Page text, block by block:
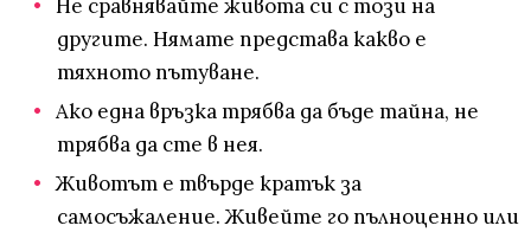
Не сравнявайте живота си с този на
другите. Нямате представа какво е
тяхното пътуване.
Ако една връзка трябва да бъде тайна, не
трябва да сте в нея.
Животът е твърде кратък за
самосъжаление. Живейте го пълноценно или